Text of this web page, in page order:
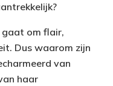
gaat om flair,
Dus waarom zijn
van
haar